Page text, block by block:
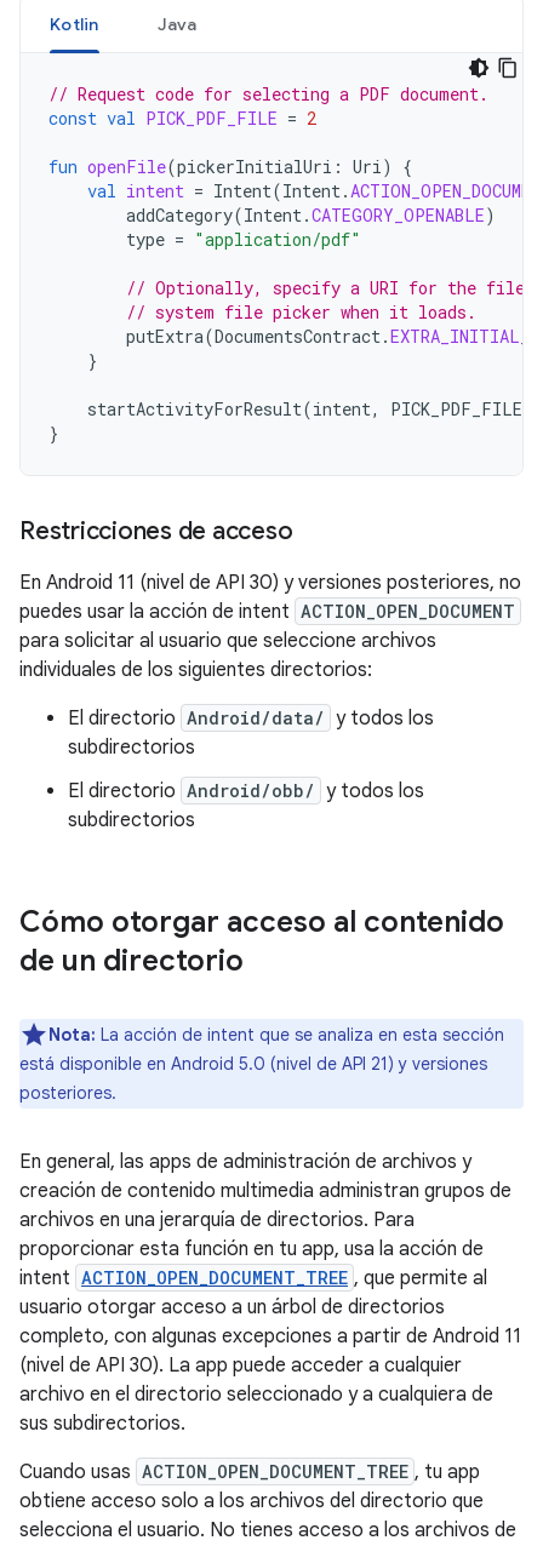
Kotlin Java
// Request code for selecting a PDF document.
const val PICK_PDF_FILE = 2
fun openFile(pickerInitialUri : Uri)
{
val intent = Intent(Intent.
addCategory(Intent.CATEGORY_OPENABLE)
type = "application/pdf"
// Optionally, specify a URI for the file
// system file picker when it loads.
putExtra(DocumentsContract.
}
startActivityForResult(intent, PICK_PDF_FILE
}
Restricciones de acceso
En Android 11 (nivel de API 30) y versiones posteriores, no
puedes usar la acción de intent ACTION_OPEN_DOCUMENT
para solicitar al usuario que seleccione archivos
individuales de los siguientes directorios:
El directorio Android/data/ y todos los
subdirectorios
El directorio Android/obb/ y todos los
subdirectorios
Cómo otorgar acceso al contenido
de un directorio
Nota: La acción de intent que se analiza en esta sección
está disponible en Android 5.0 (nivel de API 21) y versiones
posteriores.
En general, las apps de administración de archivos y
creación de contenido multimedia administran grupos de
archivos en una jerarquía de directorios. Para
proporcionar esta función en tu app, usa la acción de
intent ACTION_OPEN_DOCUMENT_TREE , que permite al
usuario otorgar acceso a un árbol de directorios
completo, con algunas excepciones a partir de Android 11
(nivel de API 30). La app puede acceder a cualquier
archivo en el directorio seleccionado y a cualquiera de
sus subdirectorios.
Cuando usas ACTION_OPEN_DOCUMENT_TREE , tu app
obtiene acceso solo a los archivos del directorio que
selecciona el usuario. No tienes acceso a los archivos de